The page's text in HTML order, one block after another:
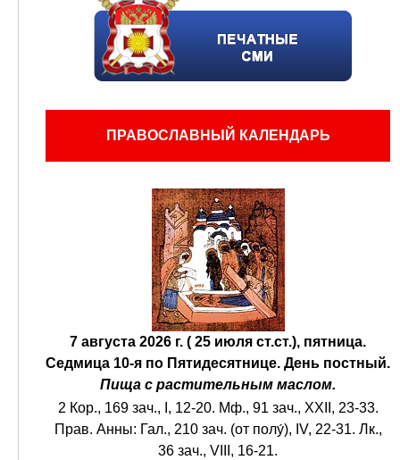
ПРАВОСЛАВНЫЙ КАЛЕНДАРЬ
7 августа 2026 г. ( 25 июля ст.ст.), пятница.
Седмица 10-я по Пятидесятнице. День постный.
Пища с растительным маслом.
2 Кор., 169 зач., I, 12-20. Мф., 91 зач., XXII, 23-33.
Прав. Анны: Гал., 210 зач. (от полу́), IV, 22-31. Лк.,
36 зач., VIII, 16-21.